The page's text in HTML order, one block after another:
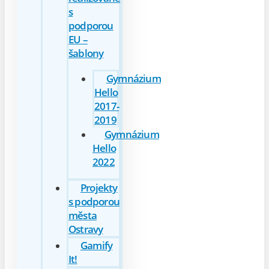
s
podporou
EU –
šablony
Gymnázium
Hello
2017-
2019
Gymnázium
Hello
2022
Projekty
s podporou
města
Ostravy
Gamify
It!